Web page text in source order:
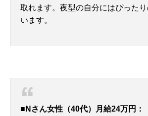
取れます。夜型の自分にはぴった
います。
■Nさん女性（40代）月給24万円：